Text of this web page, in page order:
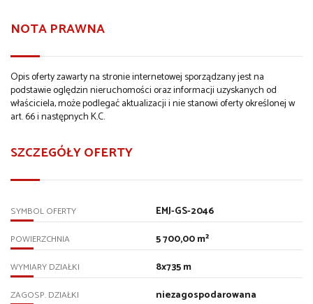
NOTA PRAWNA
Opis oferty zawarty na stronie internetowej sporządzany jest na
podstawie oględzin nieruchomości oraz informacji uzyskanych od
właściciela, może podlegać aktualizacji i nie stanowi oferty określonej w
art. 66 i następnych K.C.
SZCZEGÓŁY OFERTY
SYMBOL OFERTY EMJ-GS-2046
POWIERZCHNIA 5 700,00 m²
WYMIARY DZIAŁKI 8x735 m
ZAGOSP. DZIAŁKI niezagospodarowana